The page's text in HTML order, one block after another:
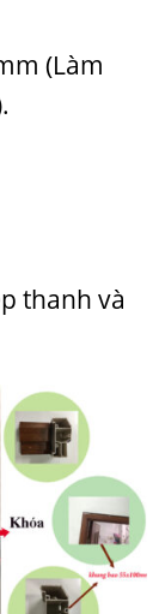
(Làm
thanh và